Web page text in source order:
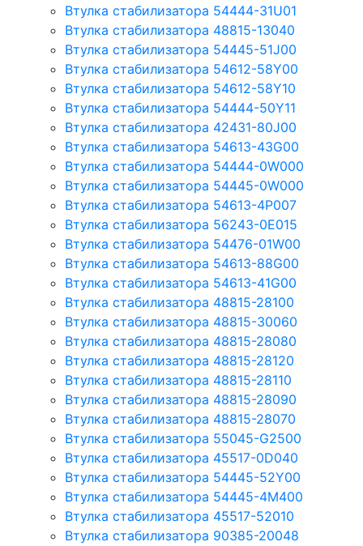
Втулка стабилизатора 54444-31U01
Втулка стабилизатора 48815-13040
Втулка стабилизатора 54445-51J00
Втулка стабилизатора 54612-58Y00
Втулка стабилизатора 54612-58Y10
Втулка стабилизатора 54444-50Y11
Втулка стабилизатора 42431-80J00
Втулка стабилизатора 54613-43G00
Втулка стабилизатора 54444-0W000
Втулка стабилизатора 54445-0W000
Втулка стабилизатора 54613-4P007
Втулка стабилизатора 56243-0E015
Втулка стабилизатора 54476-01W00
Втулка стабилизатора 54613-88G00
Втулка стабилизатора 54613-41G00
Втулка стабилизатора 48815-28100
Втулка стабилизатора 48815-30060
Втулка стабилизатора 48815-28080
Втулка стабилизатора 48815-28120
Втулка стабилизатора 48815-28110
Втулка стабилизатора 48815-28090
Втулка стабилизатора 48815-28070
Втулка стабилизатора 55045-G2500
Втулка стабилизатора 45517-0D040
Втулка стабилизатора 54445-52Y00
Втулка стабилизатора 54445-4M400
Втулка стабилизатора 45517-52010
Втулка стабилизатора 90385-20048